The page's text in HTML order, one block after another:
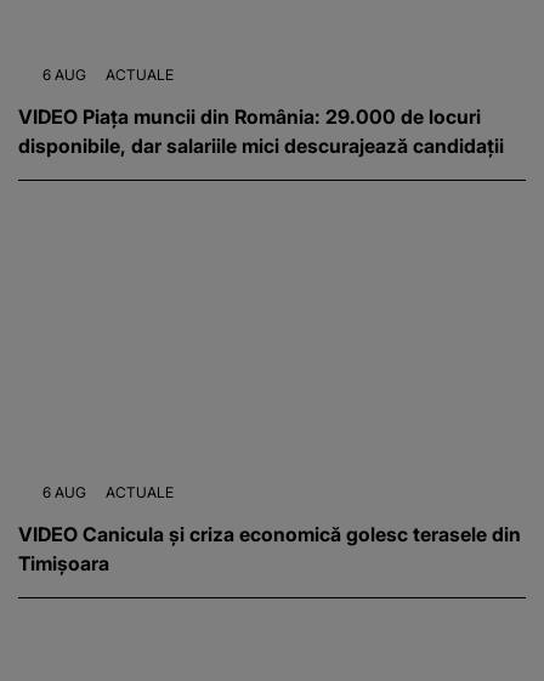
6 AUG ACTUALE
VIDEO Piața muncii din România: 29.000 de locuri
disponibile, dar salariile mici descurajează candidații
6 AUG ACTUALE
VIDEO Canicula și criza economică golesc terasele din
Timișoara